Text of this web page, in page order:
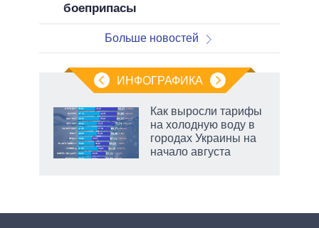
боеприпасы
Больше новостей
ИНФОГРАФИКА
Как выросли тарифы
на холодную воду в
городах Украины на
начало августа